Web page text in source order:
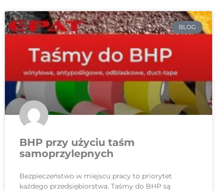
BLOG
BHP przy użyciu taśm
samoprzylepnych
Bezpieczeństwo w miejscu pracy to priorytet
każdego przedsiębiorstwa. Taśmy do BHP są